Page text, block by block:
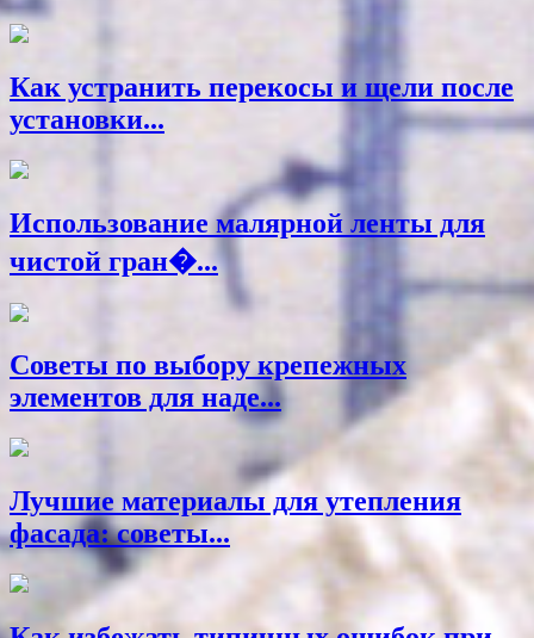
Как устранить перекосы и щели после
установки...
Использование малярной ленты для
чистой гран�...
Советы по выбору крепежных
элементов для наде...
Лучшие материалы для утепления
фасада: советы...